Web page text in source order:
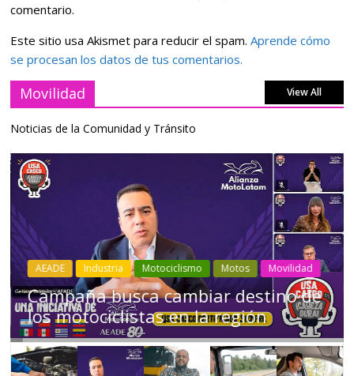
comentario.
Este sitio usa Akismet para reducir el spam.Aprende cómo
se procesan los datos de tus comentarios.
Movilidad View All
Noticias de la Comunidad y Tránsito
Industria Movilidad Transporte Varios
Choferes profesionales mantienen a
Ecuador en movimiento